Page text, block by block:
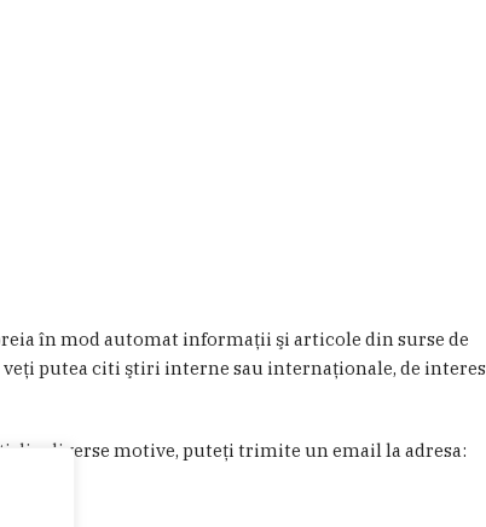
în mod automat informaţii şi articole din surse de
putea citi ştiri interne sau internaţionale, de interes
din diverse motive, puteţi trimite un email la adresa: